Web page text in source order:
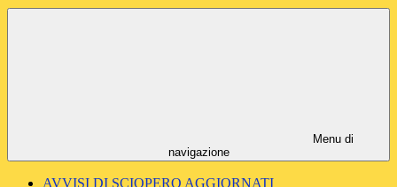
Menu di
navigazione
AVVISI DI SCIOPERO AGGIORNATI